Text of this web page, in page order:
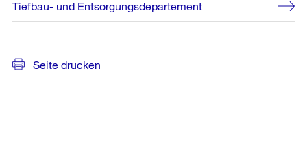
Tiefbau- und Entsorgungsdepartement
Seite drucken